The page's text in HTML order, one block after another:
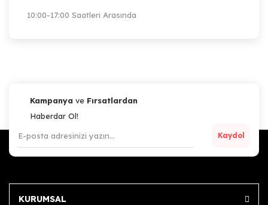
10:00-17:00 Saatleri Arasında
Kampanya ve Fırsatlardan
Haberdar Ol!
Kaydol
KURUMSAL